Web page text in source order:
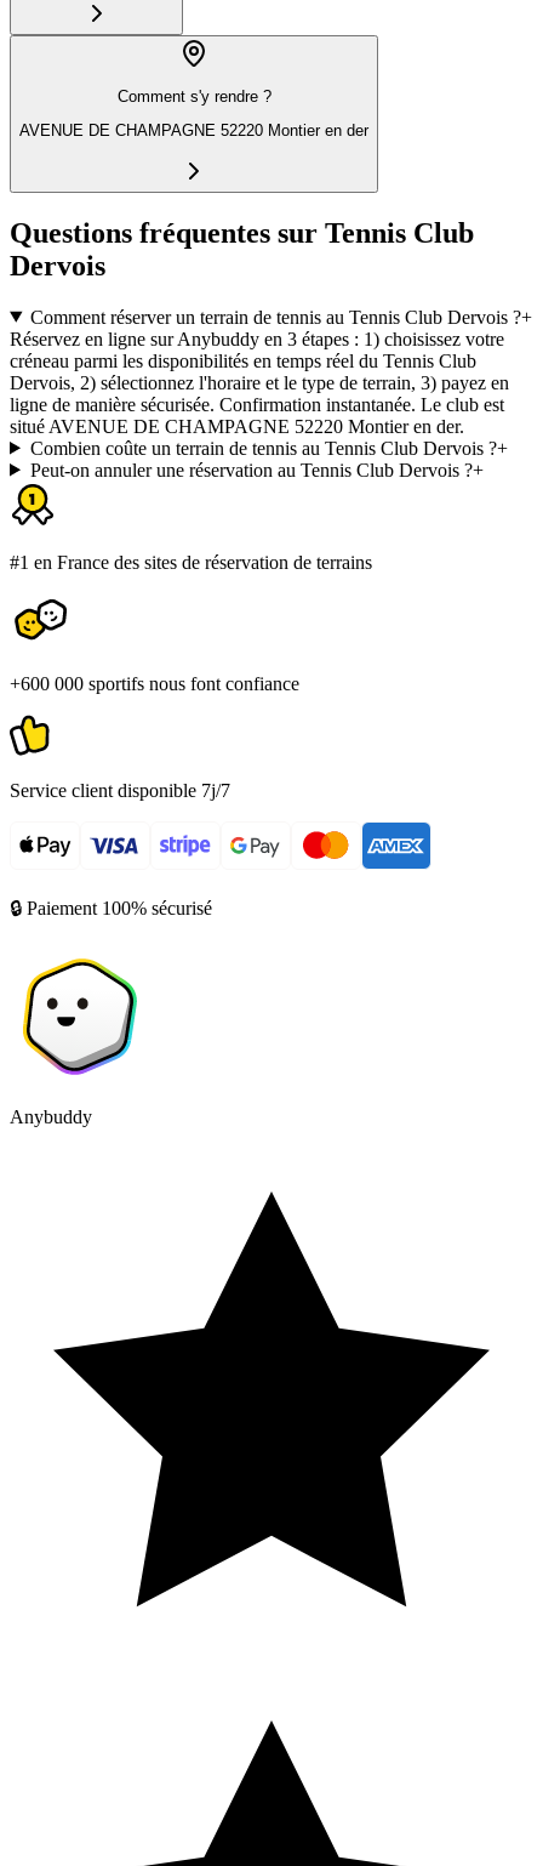
Comment s'y rendre ?
AVENUE DE CHAMPAGNE 52220 Montier en der
Questions fréquentes sur Tennis Club
Dervois
Comment réserver un terrain de tennis au Tennis Club Dervois ?+
Réservez en ligne sur Anybuddy en 3 étapes : 1) choisissez votre
créneau parmi les disponibilités en temps réel du Tennis Club
Dervois, 2) sélectionnez l'horaire et le type de terrain, 3) payez en
ligne de manière sécurisée. Confirmation instantanée. Le club est
situé AVENUE DE CHAMPAGNE 52220 Montier en der.
Combien coûte un terrain de tennis au Tennis Club Dervois ?+
Peut-on annuler une réservation au Tennis Club Dervois ?+
#1 en France des sites de réservation de terrains
+600 000 sportifs nous font confiance
Service client disponible 7j/7
🔒 Paiement 100% sécurisé
Anybuddy